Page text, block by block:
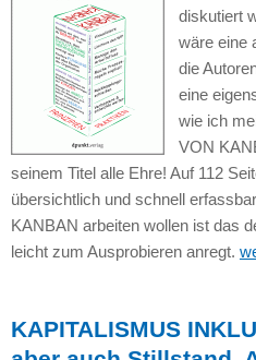
diskutiert
wäre eine
die
eine
wie ich
VON
seinem Titel alle Ehre! Auf 112
übersichtlich und schnell
KANBAN arbeiten wollen ist das
leicht zum Ausprobieren anregt.
KAPITALISMUS